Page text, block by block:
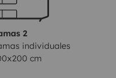
2
individuales
cm